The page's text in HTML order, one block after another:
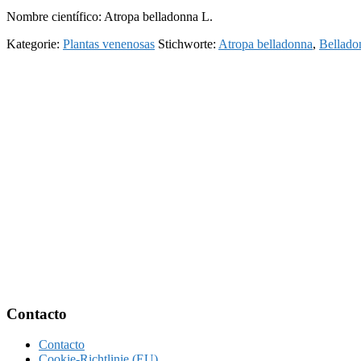
Nombre científico: Atropa belladonna L.
Kategorie: Plantas venenosas Stichworte: Atropa belladonna,
Footer
Contacto
Contacto